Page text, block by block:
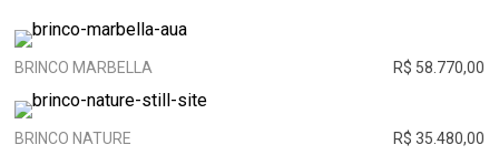
BRINCO MARBELLA R$ 58.770,00
BRINCO NATURE R$ 35.480,00